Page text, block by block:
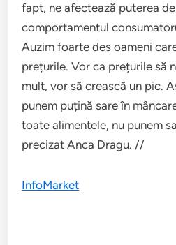
fapt, ne afectează puterea
comportamentul
Auzim foarte des oameni
prețurile. Vor ca prețurile să
mult, vor să crească un pic.
punem puțină sare în
toate alimentele, nu punem
precizat Anca Dragu. //
InfoMarket